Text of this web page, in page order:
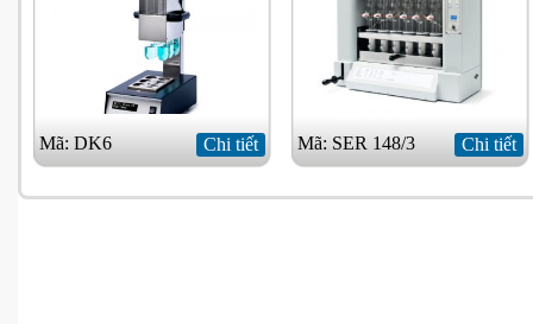
Mã: DK6 Chi tiết Mã: SER 148/3 Chi tiết